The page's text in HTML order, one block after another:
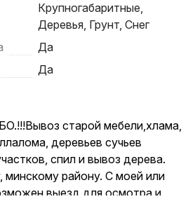
Крупногабаритные,
Деревья, Грунт, Снег
Да
Да
старой мебели,хлама,
деревьев сучьев
спил и вывоз дерева.
району. С моей или
выезд для осмотра и